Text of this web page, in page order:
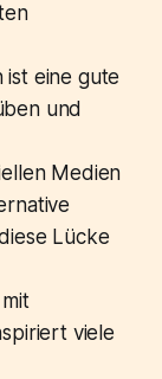
ist eine gute
und
Medien
Lücke
viele